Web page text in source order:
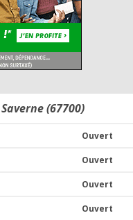
(67700)
Ouvert
Ouvert
Ouvert
Ouvert